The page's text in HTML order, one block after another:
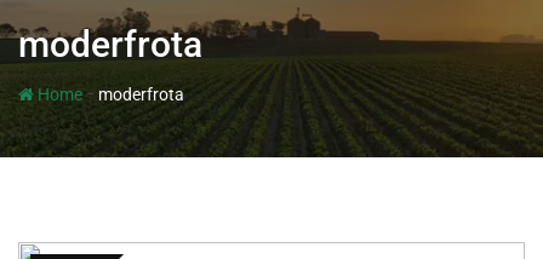
moderfrota
Home- moderfrota